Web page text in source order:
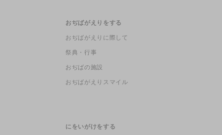
おぢばがえりをする
おぢばがえりに際して
祭典・行事
おぢばの施設
おぢばがえりスマイル
にをいがけをする